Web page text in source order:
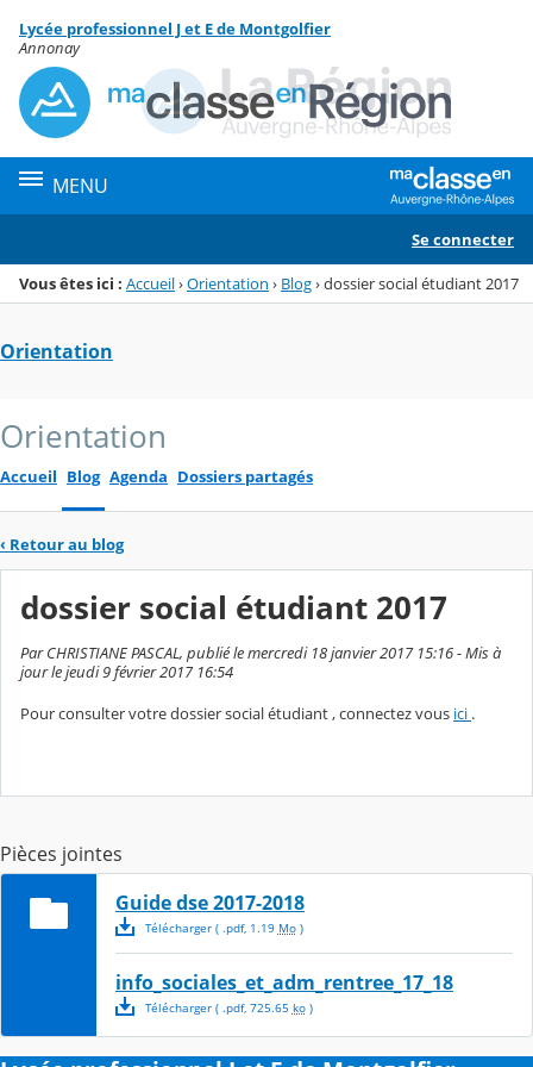
Menu de la rubrique
Contenu
Lycée professionnel J et E de Montgolfier
Annonay
MENU
Se connecter
Vous êtes ici : Accueil›Orientation › Blog›dossier social étudiant 2017
Orientation
Orientation
Accueil Blog Agenda Dossiers partagés
‹ Retour au blog
dossier social étudiant 2017
Par CHRISTIANE PASCAL, publié le mercredi 18 janvier 2017 15:16 - Mis à
jour le jeudi 9 février 2017 16:54
Pour consulter votre dossier social étudiant , connectez vous ici .
Pièces jointes
Guide dse 2017-2018
Télécharger( .pdf, 1.19 Mo)
info_sociales_et_adm_rentree_17_18
Télécharger( .pdf, 725.65 ko)